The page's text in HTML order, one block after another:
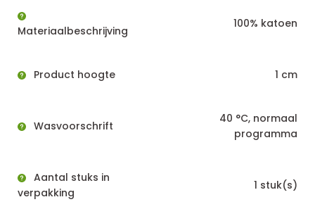
Materiaalbeschrijving
100% katoen
Product hoogte 1 cm
Wasvoorschrift
40 °C, normaal
programma
Aantal stuks in
verpakking
1 stuk(s)